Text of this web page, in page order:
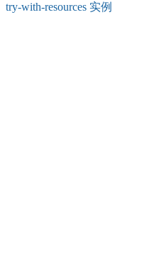
try-with-resources 实例